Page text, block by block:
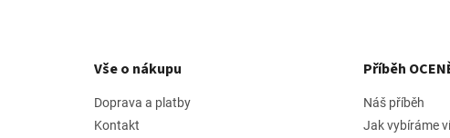
Vše o nákupu
Doprava a platby
Kontakt
Příběh
Náš příběh
Jak vybíráme